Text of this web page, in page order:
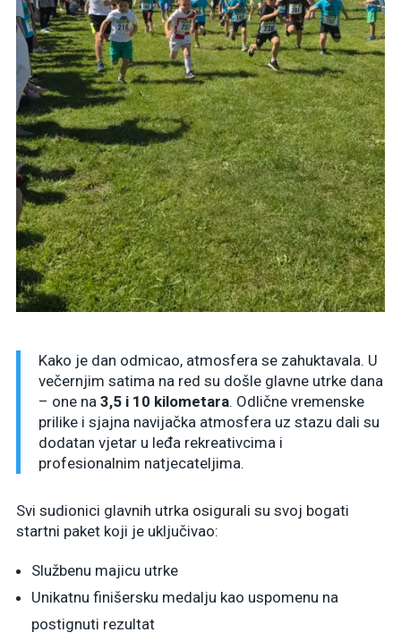
Kako je dan odmicao, atmosfera se zahuktavala. U
večernjim satima na red su došle glavne utrke dana
– one na 3,5 i 10 kilometara. Odlične vremenske
prilike i sjajna navijačka atmosfera uz stazu dali su
dodatan vjetar u leđa rekreativcima i
profesionalnim natjecateljima.
Svi sudionici glavnih utrka osigurali su svoj bogati
startni paket koji je uključivao:
Službenu majicu utrke
Unikatnu finišersku medalju kao uspomenu na
postignuti rezultat